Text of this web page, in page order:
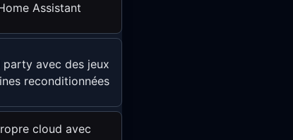
Assistant
party avec des jeux
reconditionnées
cloud avec